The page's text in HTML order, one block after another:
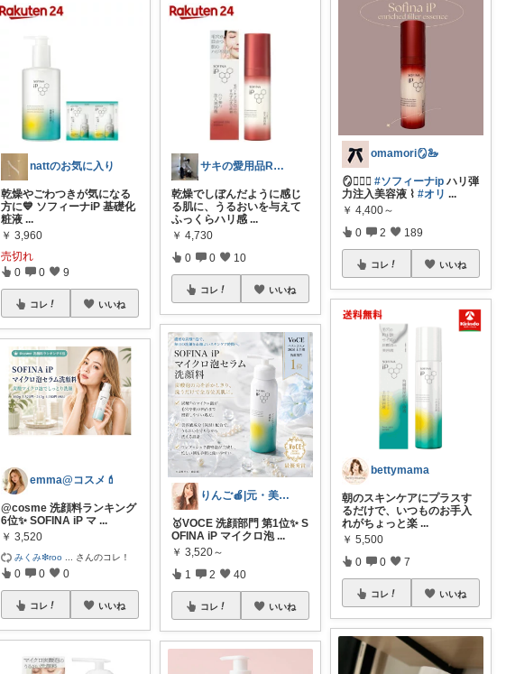
nattのお気に入り
乾燥やごわつきが気になる
方に💙 ソフィーナiP 基礎化
粧液...
￥ 3,960
売切れ
0 0 9
コレ いいね
emma@コスメ💄
@cosme 洗顔料ランキング
6位✨ SOFINA iP マ ...
￥ 3,520
みくみ❇roo さんのコレ！
0 0 0
コレ いいね
サキの愛用品ROOM🪞⟡.·
乾燥でしぼんだように感じ
る肌に、うるおいを与えて
ふっくらハリ感 ...
￥ 4,730
0 0 10
コレ いいね
りんご🍎|元・美容師のゆるっと心身美容
🥇VOCE 洗顔部門 第1位✨ S
OFINA iP マイクロ泡 ...
￥ 3,520～
1 2 40
コレ いいね
omamori🪞🦢
🪞🧖🏻‍♀️#ソフィーナip ハリ弾
力注入美容液 ⌇#オリ ...
￥ 4,400～
0 2 189
コレ いいね
bettymama
朝のスキンケアにプラスす
るだけで、いつものお手入
れがちょっと楽 ...
￥ 5,500
0 0 7
コレ いいね